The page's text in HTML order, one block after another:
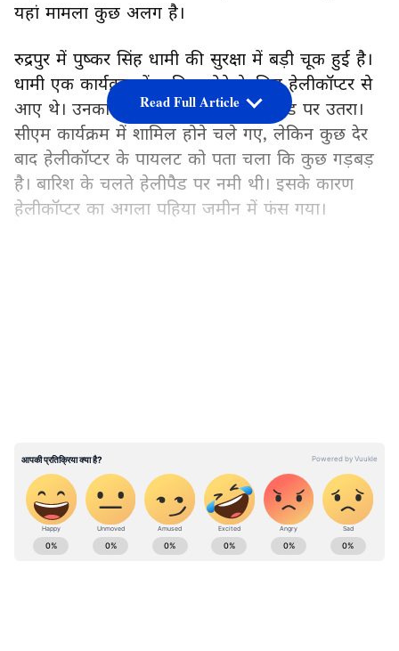
यहां मामला कुछ अलग है।
रुद्रपुर में पुष्कर सिंह धामी की सुरक्षा में बड़ी चूक हुई है।
धामी एक कार्यक्रम में शामिल होने के लिए हेलीकॉप्टर से
आए थे। उनका हेलीकॉप्टर रुद्रपुर के हेलीपैड पर उतरा।
सीएम कार्यक्रम में शामिल होने चले गए, लेकिन कुछ देर
बाद हेलीकॉप्टर के पायलट को पता चला कि कुछ गड़बड़
है। बारिश के चलते हेलीपैड पर नमी थी। इसके कारण
हेलीकॉप्टर का अगला पहिया जमीन में फंस गया।
Read Full Article
ABOUT THE AUTHOR